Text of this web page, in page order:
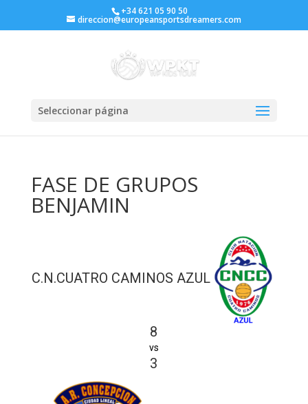
+34 621 05 90 50
direccion@europeansportsdreamers.com
Seleccionar página
FASE DE GRUPOS
BENJAMIN
C.N.CUATRO CAMINOS AZUL
8
vs
3